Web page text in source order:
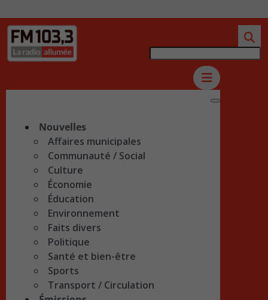
Nouvelles
Affaires municipales
Communauté / Social
Culture
Économie
Éducation
Environnement
Faits divers
Politique
Santé et bien-être
Sports
Transport / Circulation